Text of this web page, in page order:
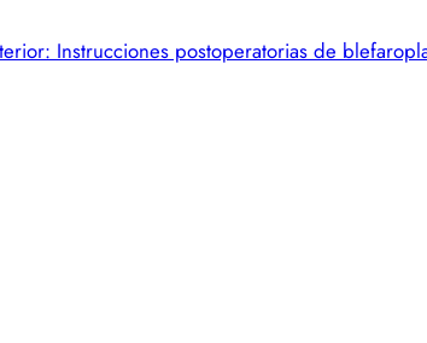
Instrucciones postoperatorias de